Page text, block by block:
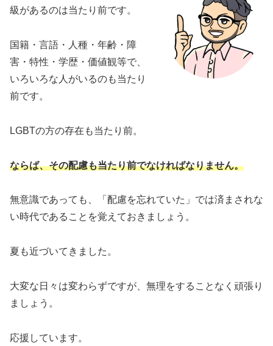
級があるのは当たり前です。
国籍・言語・人種・年齢・障
害・特性・学歴・価値観等で、
いろいろな人がいるのも当たり
前です。
LGBTの方の存在も当たり前。
ならば、その配慮も当たり前でなければなりません。
無意識であっても、「配慮を忘れていた」では済まされな
い時代であることを覚えておきましょう。
夏も近づいてきました。
大変な日々は変わらずですが、無理をすることなく頑張り
ましょう。
応援しています。